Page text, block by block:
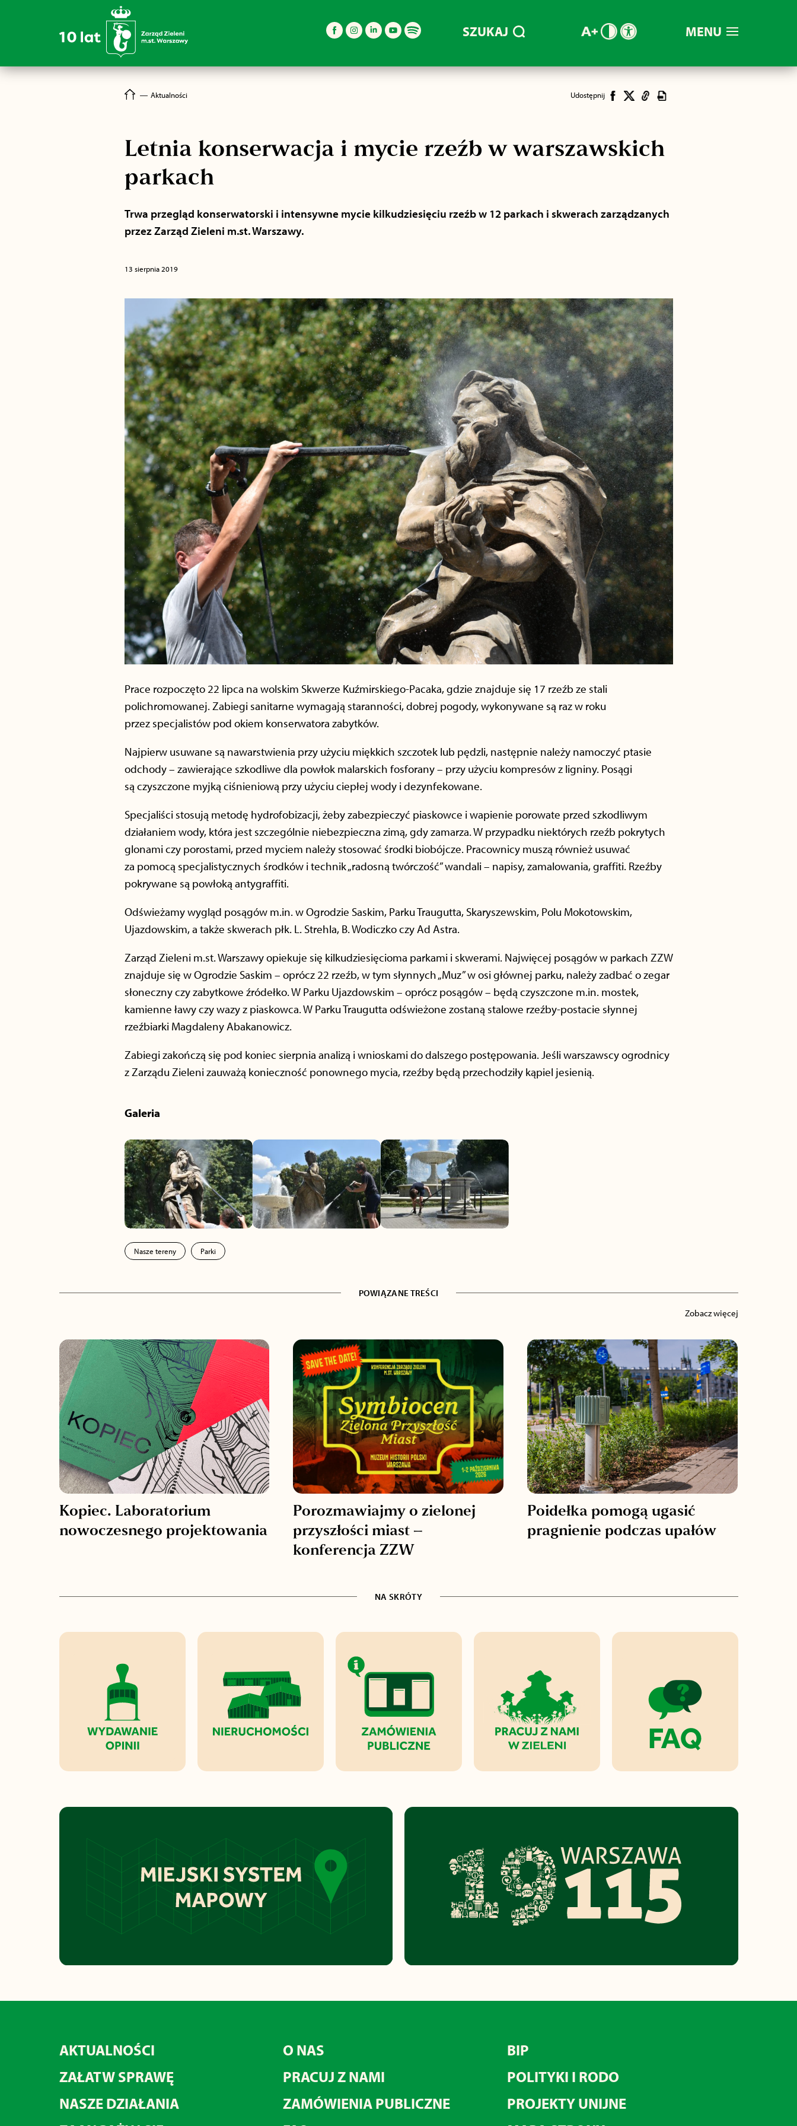
MENU
SZUKAJ
― Aktualności Udostępnij
Letnia konserwacja i mycie rzeźb w warszawskich
parkach
Trwa przegląd konserwatorski i intensywne mycie kilkudziesięciu rzeźb w 12 parkach i skwerach zarządzanych
przez Zarząd Zieleni m.st. Warszawy.
13 sierpnia 2019
Prace rozpoczęto 22 lipca na wolskim Skwerze Kuźmirskiego-Pacaka, gdzie znajduje się 17 rzeźb ze stali
polichromowanej. Zabiegi sanitarne wymagają staranności, dobrej pogody, wykonywane są raz w roku
przez specjalistów pod okiem konserwatora zabytków.
Najpierw usuwane są nawarstwienia przy użyciu miękkich szczotek lub pędzli, następnie należy namoczyć ptasie
odchody – zawierające szkodliwe dla powłok malarskich fosforany – przy użyciu kompresów z ligniny. Posągi
są czyszczone myjką ciśnieniową przy użyciu ciepłej wody i dezynfekowane.
Specjaliści stosują metodę hydrofobizacji, żeby zabezpieczyć piaskowce i wapienie porowate przed szkodliwym
działaniem wody, która jest szczególnie niebezpieczna zimą, gdy zamarza. W przypadku niektórych rzeźb pokrytych
glonami czy porostami, przed myciem należy stosować środki biobójcze. Pracownicy muszą również usuwać
za pomocą specjalistycznych środków i technik „radosną twórczość” wandali – napisy, zamalowania, graffiti. Rzeźby
pokrywane są powłoką antygraffiti.
Odświeżamy wygląd posągów m.in. w Ogrodzie Saskim, Parku Traugutta, Skaryszewskim, Polu Mokotowskim,
Ujazdowskim, a także skwerach płk. L. Strehla, B. Wodiczko czy Ad Astra.
Zarząd Zieleni m.st. Warszawy opiekuje się kilkudziesięcioma parkami i skwerami. Najwięcej posągów w parkach ZZW
znajduje się w Ogrodzie Saskim – oprócz 22 rzeźb, w tym słynnych „Muz” w osi głównej parku, należy zadbać o zegar
słoneczny czy zabytkowe źródełko. W Parku Ujazdowskim – oprócz posągów – będą czyszczone m.in. mostek,
kamienne ławy czy wazy z piaskowca. W Parku Traugutta odświeżone zostaną stalowe rzeźby-postacie słynnej
rzeźbiarki Magdaleny Abakanowicz.
Zabiegi zakończą się pod koniec sierpnia analizą i wnioskami do dalszego postępowania. Jeśli warszawscy ogrodnicy
z Zarządu Zieleni zauważą konieczność ponownego mycia, rzeźby będą przechodziły kąpiel jesienią.
Galeria
Nasze tereny Parki
POWIĄZANE TREŚCI
Zobacz więcej
Kopiec. Laboratorium
nowoczesnego projektowania
Porozmawiajmy o zielonej
przyszłości miast –
konferencja ZZW
Poidełka pomogą ugasić
pragnienie podczas upałów
NA SKRÓTY
AKTUALNOŚCI
ZAŁATW SPRAWĘ
NASZE DZIAŁANIA
O NAS
PRACUJ Z NAMI
ZAMÓWIENIA PUBLICZNE
BIP
POLITYKI I RODO
PROJEKTY UNIJNE